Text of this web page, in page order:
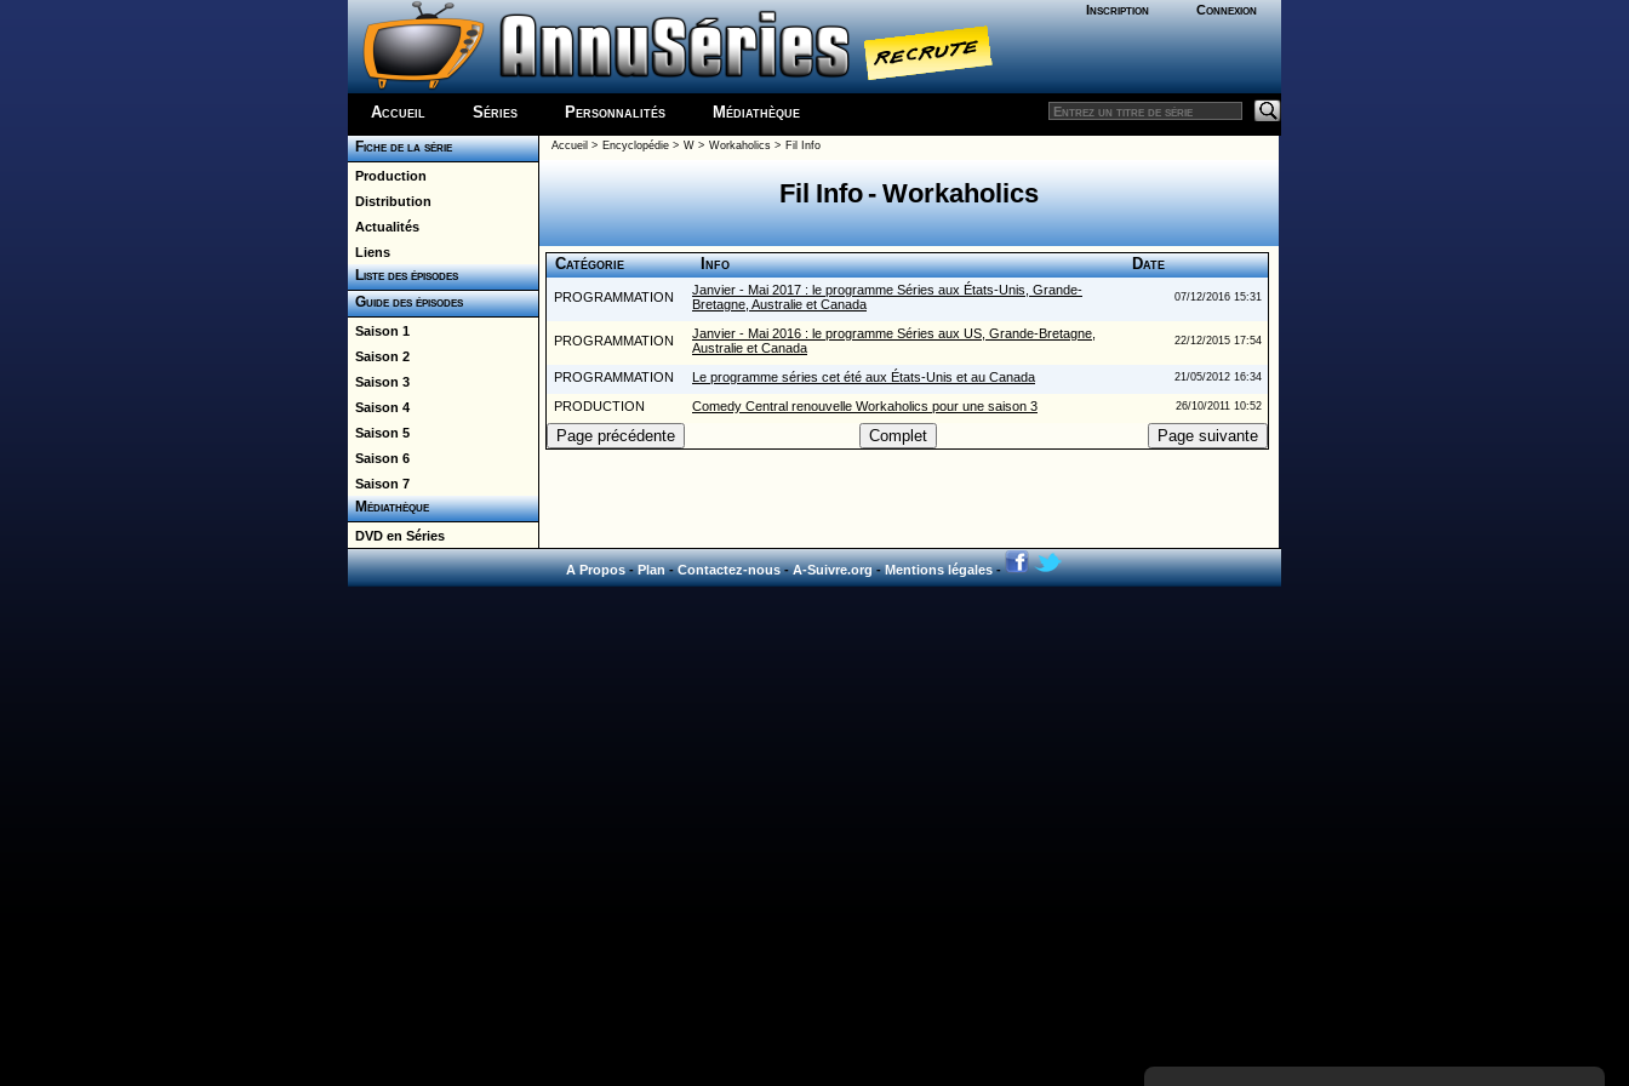
Inscription Connexion
Accueil Séries Personnalités Médiathèque
Fiche de la série
Production
Distribution
Actualités
Liens
Liste des épisodes
Guide des épisodes
Saison 1
Saison 2
Saison 3
Saison 4
Saison 5
Saison 6
Saison 7
Médiathèque
DVD en Séries
Accueil > Encyclopédie> W> Workaholics> Fil Info
Fil Info - Workaholics
Catégorie Info Date
PROGRAMMATION
Janvier - Mai 2017 : le programme Séries aux États-Unis, Grande-
Bretagne, Australie et Canada
07/12/2016 15:31
PROGRAMMATION
Janvier - Mai 2016 : le programme Séries aux US, Grande-Bretagne,
Australie et Canada
22/12/2015 17:54
PROGRAMMATION Le programme séries cet été aux États-Unis et au Canada 21/05/2012 16:34
PRODUCTION Comedy Central renouvelle Workaholics pour une saison 3 26/10/2011 10:52
A Propos-Plan-Contactez-nous-A-Suivre.org-Mentions légales-